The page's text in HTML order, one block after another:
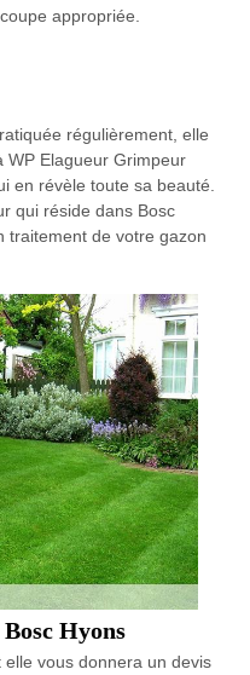
appropriée.
régulièrement, elle
WP Elagueur Grimpeur
en révèle toute sa beauté.
qui réside dans Bosc
traitement de votre gazon
Hyons
vous donnera un devis